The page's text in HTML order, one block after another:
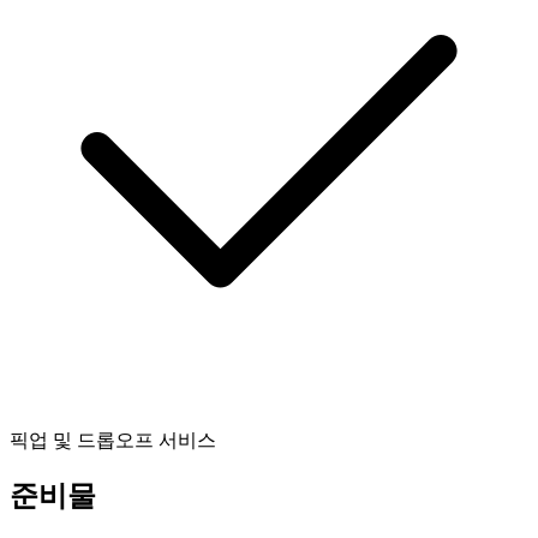
픽업 및 드롭오프 서비스
준비물